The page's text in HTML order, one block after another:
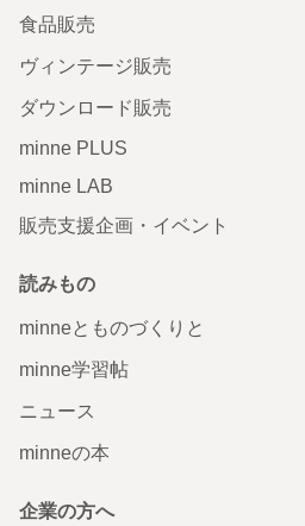
食品販売
ヴィンテージ販売
ダウンロード販売
minne PLUS
minne LAB
販売支援企画・イベント
読みもの
minneとものづくりと
minne学習帖
ニュース
minneの本
企業の方へ